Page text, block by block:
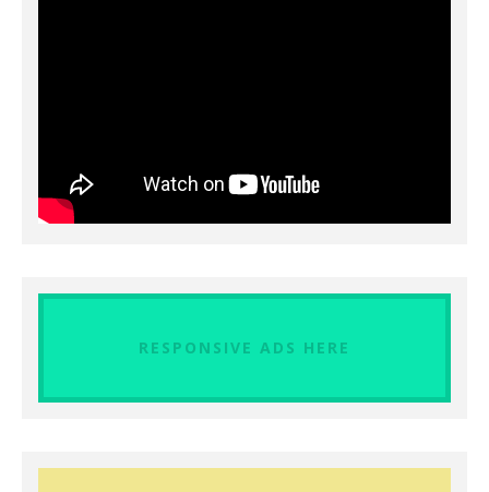
RESPONSIVE ADS HERE